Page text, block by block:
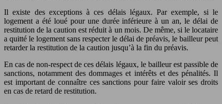
Il existe des exceptions à ces délais légaux. Par exemple, si le
logement a été loué pour une durée inférieure à un an, le délai de
restitution de la caution est réduit à un mois. De même, si le locataire
a quitté le logement sans respecter le délai de préavis, le bailleur peut
retarder la restitution de la caution jusqu’à la fin du préavis.
En cas de non-respect de ces délais légaux, le bailleur est passible de
sanctions, notamment des dommages et intérêts et des pénalités. Il
est important de connaître ces sanctions pour faire valoir ses droits
en cas de retard de restitution.